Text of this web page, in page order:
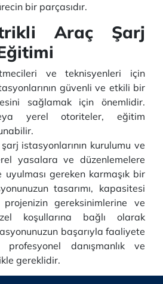
bir parçasıdır.
Araç Şarj
ve teknisyenleri için
güvenli ve etkili bir
sağlamak için önemlidir.
yerel otoriteler, eğitim
istasyonlarının kurulumu ve
yasalara ve düzenlemelere
uyulması gereken karmaşık bir
tasarımı, kapasitesi
gereksinimlerine ve
koşullarına bağlı olarak
başarıyla faaliyete
danışmanlık ve
gereklidir.